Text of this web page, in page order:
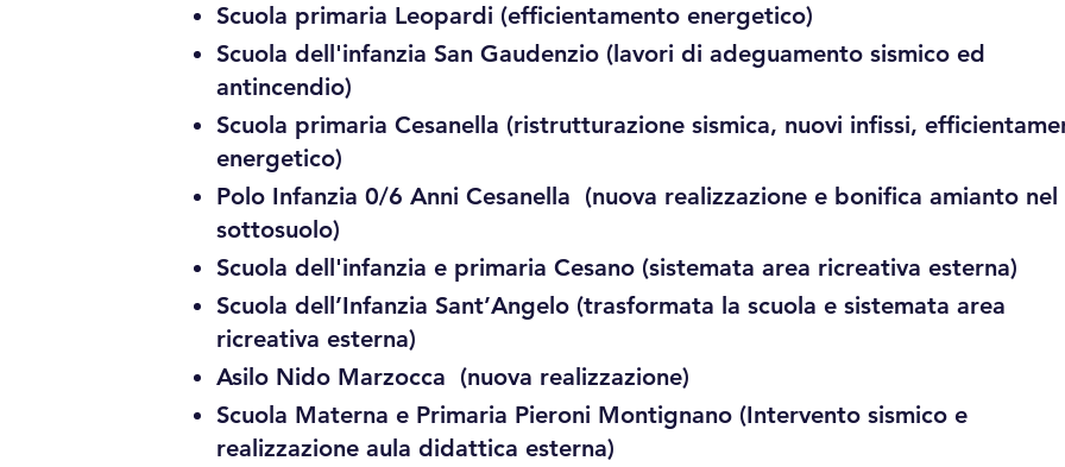
Scuola primaria Leopardi (efficientamento energetico)
Scuola dell'infanzia San Gaudenzio (lavori di adeguamento sismico ed
antincendio)
Scuola primaria Cesanella (ristrutturazione sismica, nuovi infissi,
energetico)
Polo Infanzia 0/6 Anni Cesanella (nuova realizzazione e bonifica amianto nel
sottosuolo)
Scuola dell'infanzia e primaria Cesano (sistemata area ricreativa esterna)
Scuola dell’Infanzia Sant’Angelo (trasformata la scuola e sistemata area
ricreativa esterna)
Asilo Nido Marzocca (nuova realizzazione)
Scuola Materna e Primaria Pieroni Montignano (Intervento sismico e
realizzazione aula didattica esterna)